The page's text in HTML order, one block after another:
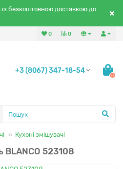
із безкоштовною доставкою до
0
0
+3 (8067) 347-18-54
0
Кухоні змішувачі
523108